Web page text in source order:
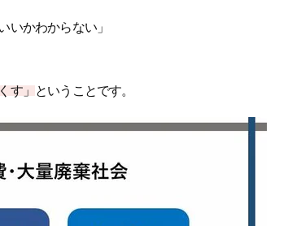
いかわからない」
す」 ということです。